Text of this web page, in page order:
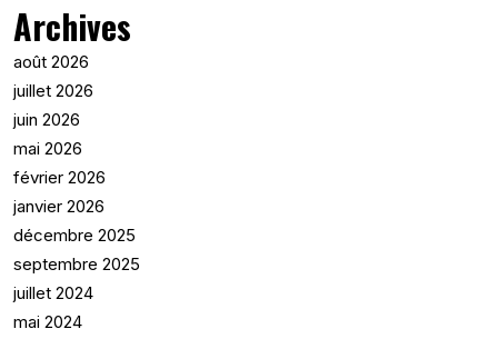
Archives
août 2026
juillet 2026
juin 2026
mai 2026
février 2026
janvier 2026
décembre 2025
septembre 2025
juillet 2024
mai 2024